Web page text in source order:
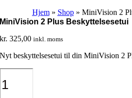
Hjem» Shop» MiniVision 2
MiniVision 2 Plus Beskyttelsesetui
kr. 325,00 inkl. moms
Nyt beskyttelsesetui til din MiniVision 2